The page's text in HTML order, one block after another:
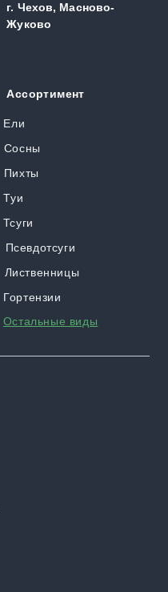
г. Чехов, Масново-
Жуково
Ели
Ассортимент
Сосны
Пихты
Туи
Тсуги
Псевдотсуги
Лиственницы
Гортензии
Остальные виды